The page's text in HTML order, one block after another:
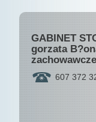
GABINET
gorzata
607 372